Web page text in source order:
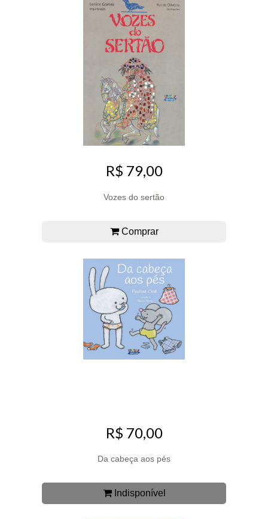
R$ 79,00
Vozes do sertão
Comprar
R$ 70,00
Da cabeça aos pés
Indisponível